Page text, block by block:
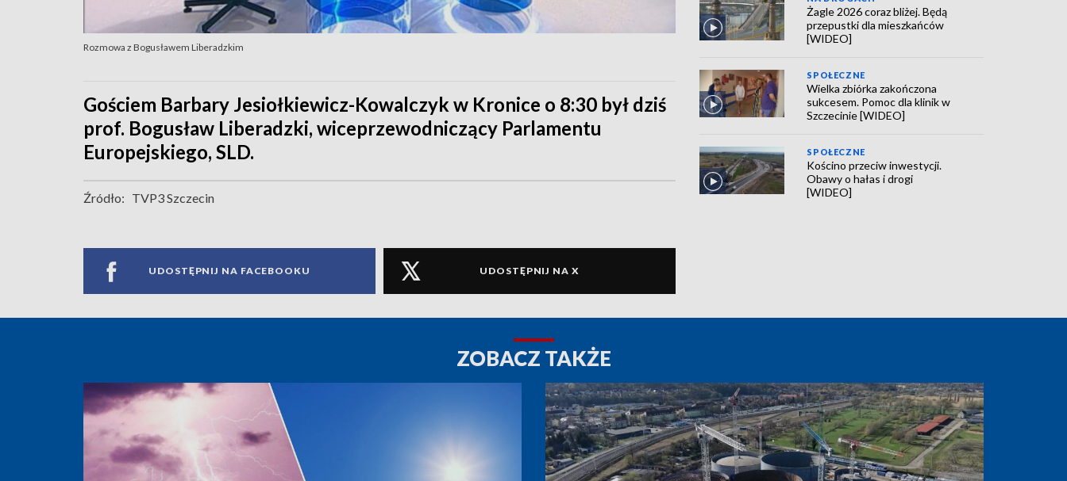
Rozmowa z Bogusławem Liberadzkim
Gościem Barbary Jesiołkiewicz-Kowalczyk w Kronice o 8:30 był dziś
prof. Bogusław Liberadzki, wiceprzewodniczący Parlamentu
Europejskiego, SLD.
Źródło: TVP3 Szczecin
UDOSTĘPNIJ NA FACEBOOKU UDOSTĘPNIJ NA X
Żagle 2026 coraz bliżej. Będą
przepustki dla mieszkańców
[WIDEO]
SPOŁECZNE
Wielka zbiórka zakończona
sukcesem. Pomoc dla klinik w
Szczecinie [WIDEO]
SPOŁECZNE
Kościno przeciw inwestycji.
Obawy o hałas i drogi
[WIDEO]
ZOBACZ TAKŻE